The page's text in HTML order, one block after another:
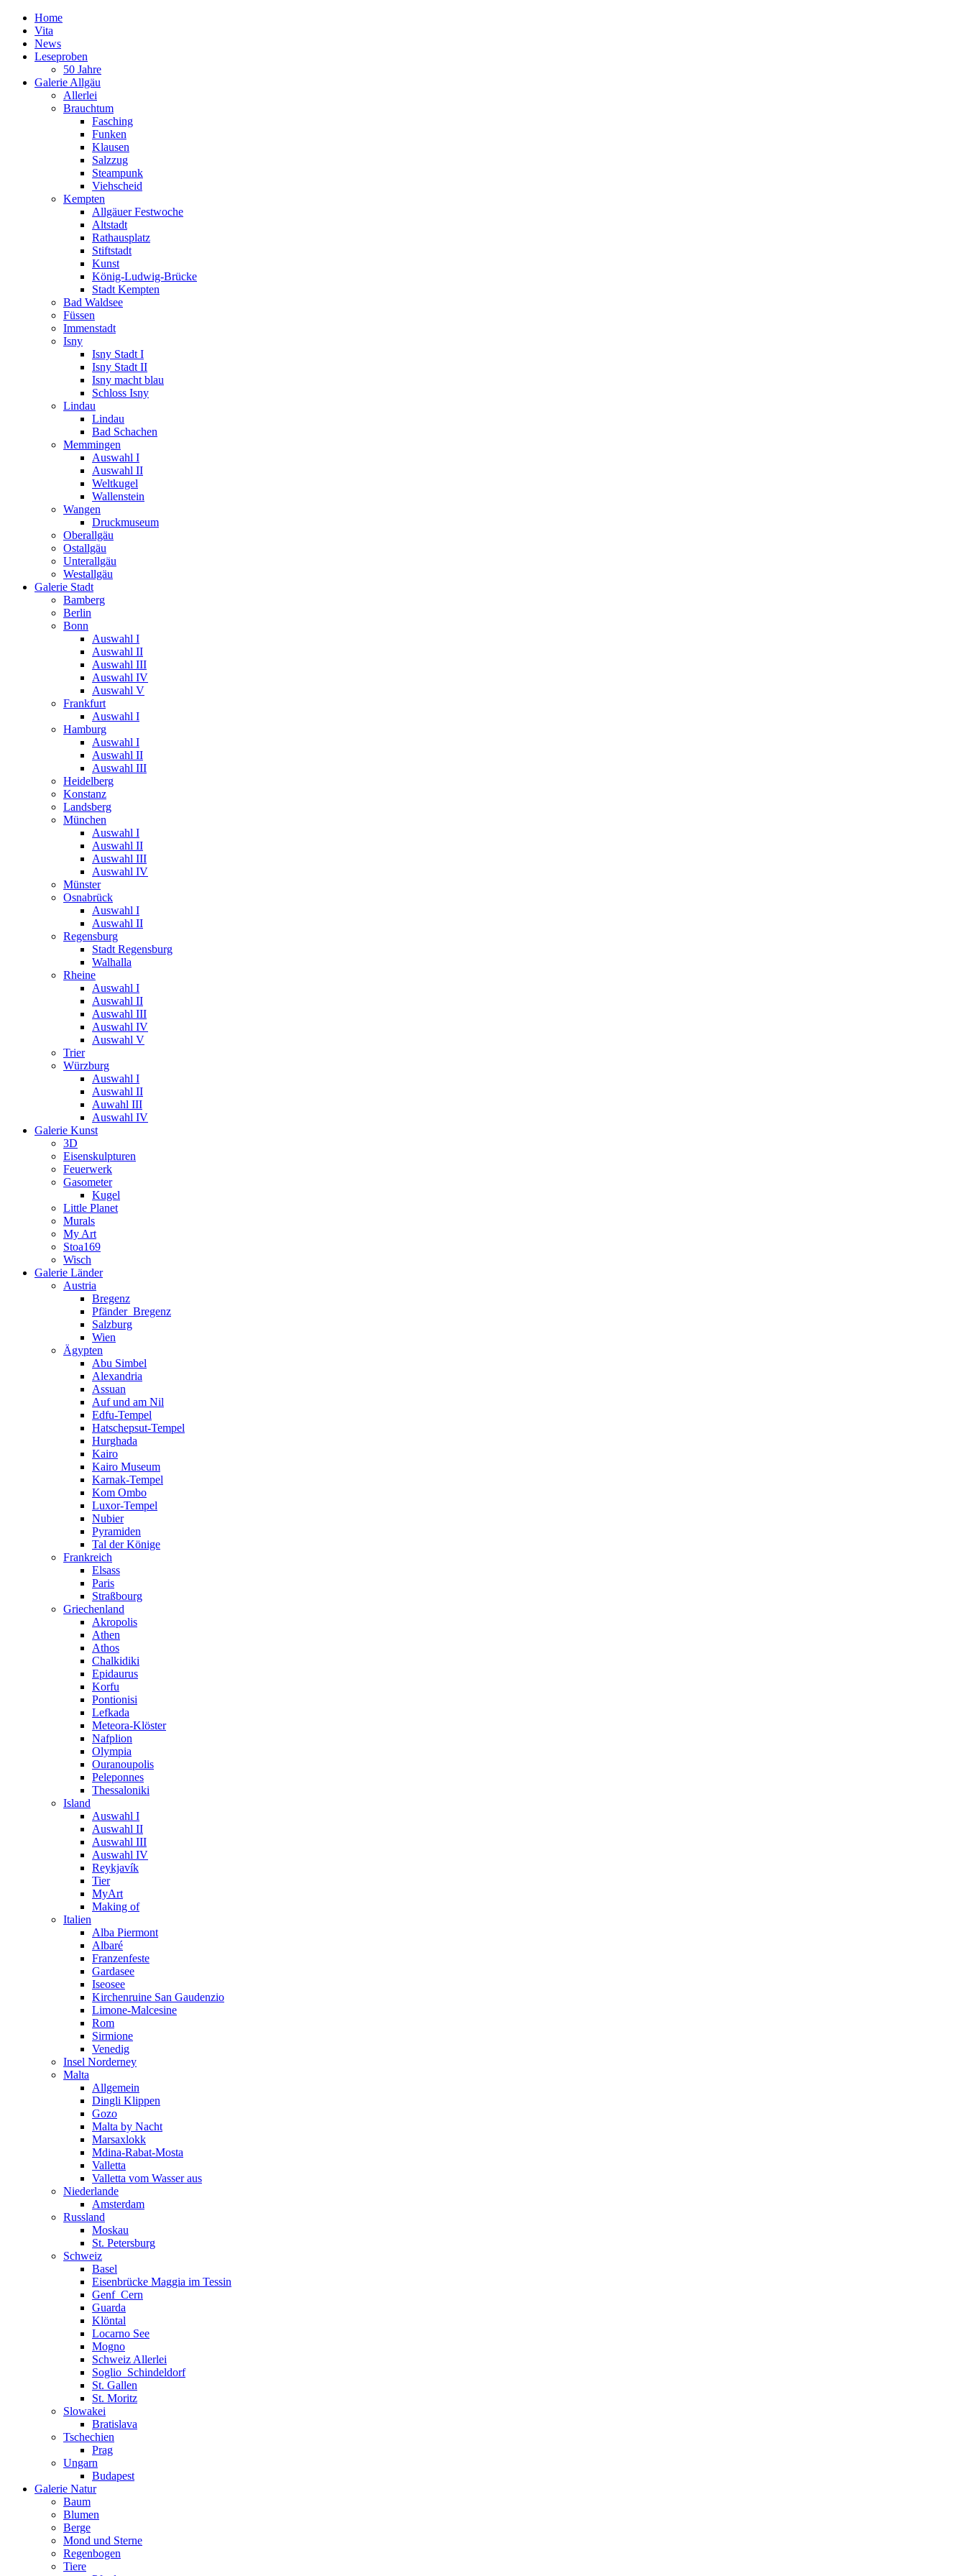
Home
Vita
News
Leseproben
50 Jahre
Galerie Allgäu
Allerlei
Brauchtum
Fasching
Funken
Klausen
Salzzug
Steampunk
Viehscheid
Kempten
Allgäuer Festwoche
Altstadt
Rathausplatz
Stiftstadt
Kunst
König-Ludwig-Brücke
Stadt Kempten
Bad Waldsee
Füssen
Immenstadt
Isny
Isny Stadt I
Isny Stadt II
Isny macht blau
Schloss Isny
Lindau
Lindau
Bad Schachen
Memmingen
Auswahl I
Auswahl II
Weltkugel
Wallenstein
Wangen
Druckmuseum
Oberallgäu
Ostallgäu
Unterallgäu
Westallgäu
Galerie Stadt
Bamberg
Berlin
Bonn
Auswahl I
Auswahl II
Auswahl III
Auswahl IV
Auswahl V
Frankfurt
Auswahl I
Hamburg
Auswahl I
Auswahl II
Auswahl III
Heidelberg
Konstanz
Landsberg
München
Auswahl I
Auswahl II
Auswahl III
Auswahl IV
Münster
Osnabrück
Auswahl I
Auswahl II
Regensburg
Stadt Regensburg
Walhalla
Rheine
Auswahl I
Auswahl II
Auswahl III
Auswahl IV
Auswahl V
Trier
Würzburg
Auswahl I
Auswahl II
Auwahl III
Auswahl IV
Galerie Kunst
3D
Eisenskulpturen
Feuerwerk
Gasometer
Kugel
Little Planet
Murals
My Art
Stoa169
Wisch
Galerie Länder
Austria
Bregenz
Pfänder_Bregenz
Salzburg
Wien
Ägypten
Abu Simbel
Alexandria
Assuan
Auf und am Nil
Edfu-Tempel
Hatschepsut-Tempel
Hurghada
Kairo
Kairo Museum
Karnak-Tempel
Kom Ombo
Luxor-Tempel
Nubier
Pyramiden
Tal der Könige
Frankreich
Elsass
Paris
Straßbourg
Griechenland
Akropolis
Athen
Athos
Chalkidiki
Epidaurus
Korfu
Pontionisi
Lefkada
Meteora-Klöster
Nafplion
Olympia
Ouranoupolis
Peleponnes
Thessaloniki
Island
Auswahl I
Auswahl II
Auswahl III
Auswahl IV
Reykjavík
Tier
MyArt
Making of
Italien
Alba Piermont
Albaré
Franzenfeste
Gardasee
Iseosee
Kirchenruine San Gaudenzio
Limone-Malcesine
Rom
Sirmione
Venedig
Insel Norderney
Malta
Allgemein
Dingli Klippen
Gozo
Malta by Nacht
Marsaxlokk
Mdina-Rabat-Mosta
Valletta
Valletta vom Wasser aus
Niederlande
Amsterdam
Russland
Moskau
St. Petersburg
Schweiz
Basel
Eisenbrücke Maggia im Tessin
Genf_Cern
Guarda
Klöntal
Locarno See
Mogno
Schweiz Allerlei
Soglio_Schindeldorf
St. Gallen
St. Moritz
Slowakei
Bratislava
Tschechien
Prag
Ungarn
Budapest
Galerie Natur
Baum
Blumen
Berge
Mond und Sterne
Regenbogen
Tiere